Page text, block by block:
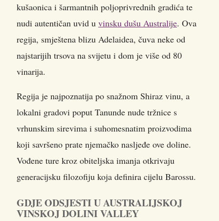
kušaonica i šarmantnih poljoprivrednih gradića te
nudi autentičan uvid u vinsku dušu Australije. Ova
regija, smještena blizu Adelaidea, čuva neke od
najstarijih trsova na svijetu i dom je više od 80
vinarija.
Regija je najpoznatija po snažnom Shiraz vinu, a
lokalni gradovi poput Tanunde nude tržnice s
vrhunskim sirevima i suhomesnatim proizvodima
koji savršeno prate njemačko nasljeđe ove doline.
Vođene ture kroz obiteljska imanja otkrivaju
generacijsku filozofiju koja definira cijelu Barossu.
GDJE ODSJESTI U AUSTRALIJSKOJ
VINSKOJ DOLINI VALLEY